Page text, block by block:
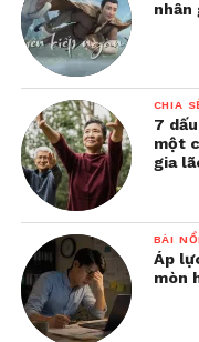
nhân
CHIA
7
một
gia
BÀI
Áp
mòn